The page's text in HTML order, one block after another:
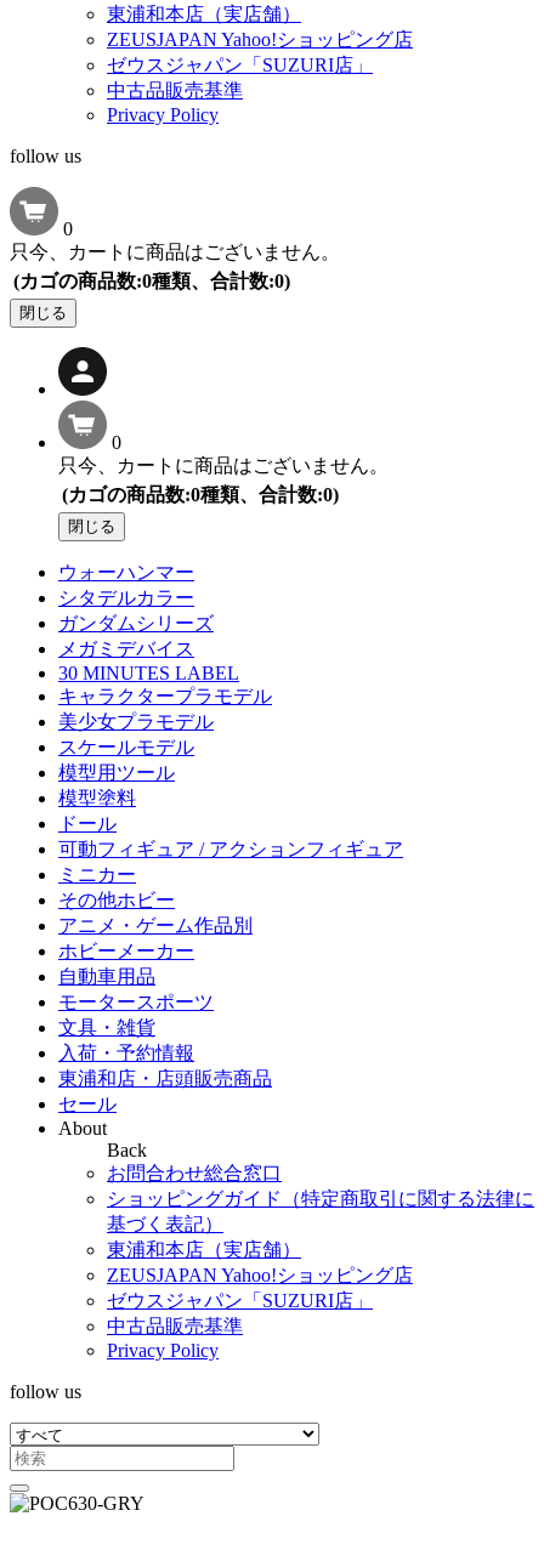
東浦和本店（実店舗）
ZEUSJAPAN Yahoo!ショッピング店
ゼウスジャパン「SUZURI店」
中古品販売基準
Privacy Policy
follow us
0
只今、カートに商品はございません。
(カゴの商品数:0種類、合計数:0)
閉じる
0
只今、カートに商品はございません。
(カゴの商品数:0種類、合計数:0)
閉じる
ウォーハンマー
シタデルカラー
ガンダムシリーズ
メガミデバイス
30 MINUTES LABEL
キャラクタープラモデル
美少女プラモデル
スケールモデル
模型用ツール
模型塗料
ドール
可動フィギュア / アクションフィギュア
ミニカー
その他ホビー
アニメ・ゲーム作品別
ホビーメーカー
自動車用品
モータースポーツ
文具・雑貨
入荷・予約情報
東浦和店・店頭販売商品
セール
About
Back
お問合わせ総合窓口
ショッピングガイド（特定商取引に関する法律に
基づく表記）
東浦和本店（実店舗）
ZEUSJAPAN Yahoo!ショッピング店
ゼウスジャパン「SUZURI店」
中古品販売基準
Privacy Policy
follow us